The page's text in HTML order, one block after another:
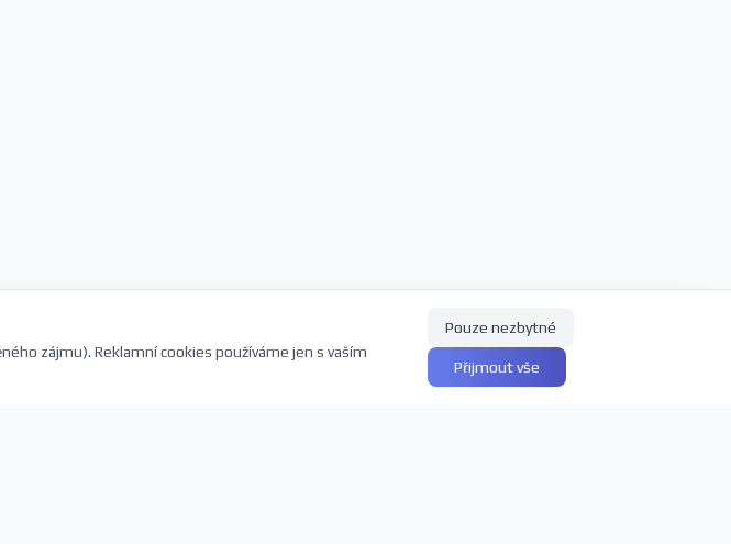
zájmu). Reklamní cookies používáme jen s vaším
Pouze nezbytné
Přijmout vše